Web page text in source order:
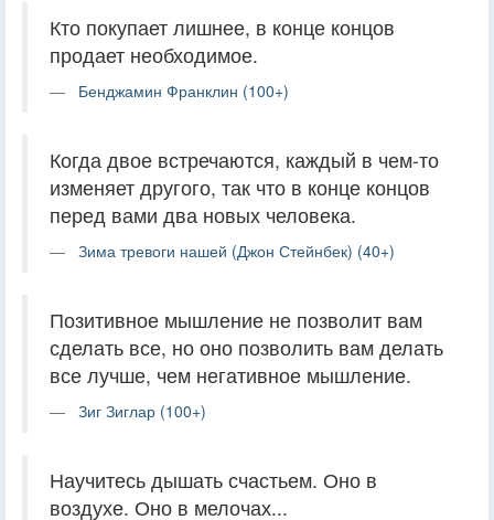
Кто покупает лишнее, в конце концов
продает необходимое.
Бенджамин Франклин (100+)
Когда двое встречаются, каждый в чем-то
изменяет другого, так что в конце концов
перед вами два новых человека.
Зима тревоги нашей (Джон Стейнбек) (40+)
Позитивное мышление не позволит вам
сделать все, но оно позволить вам делать
все лучше, чем негативное мышление.
Зиг Зиглар (100+)
Научитесь дышать счастьем. Оно в
воздухе. Оно в мелочах...